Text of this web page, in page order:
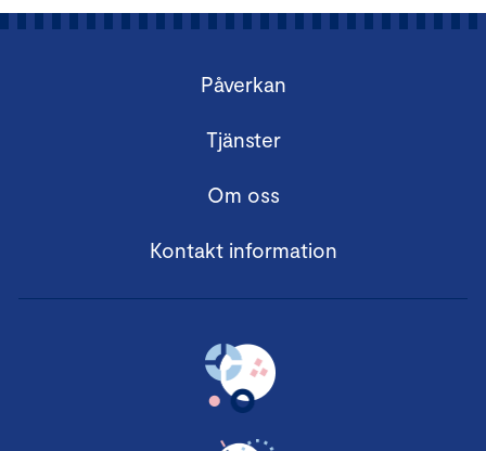
Påverkan
Tjänster
Om oss
Kontakt information